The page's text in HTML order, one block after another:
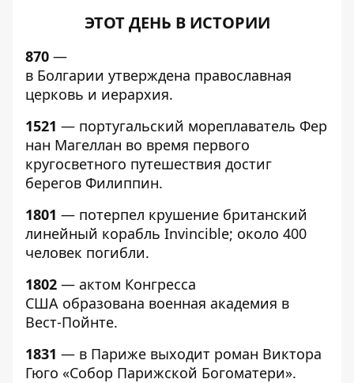
ЭТОТ ДЕНЬ В ИСТОРИИ
870 —
в Болгарии утверждена православная
церковь и иерархия.
1521 — португальский мореплаватель Фер
нан Магеллан во время первого
кругосветного путешествия достиг
берегов Филиппин.
1801 — потерпел крушение британский
линейный корабль Invincible; около 400
человек погибли.
1802 — актом Конгресса
США образована военная академия в
Вест-Пойнте.
1831 — в Париже выходит роман Виктора
Гюго «Собор Парижской Богоматери».